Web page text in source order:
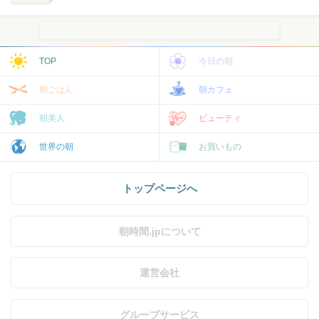
TOP 今日の朝
朝ごはん 朝カフェ
朝美人 ビューティ
世界の朝 お買いもの
トップページへ
朝時間.jpについて
運営会社
グループサービス